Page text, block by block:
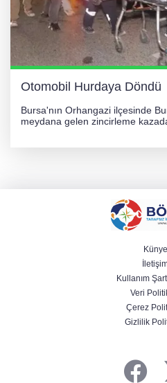
Otomobil Hurdaya Döndü
Bursa'nın Orhangazi ilçesinde
meydana gelen zincirleme
Künye
Kullanım
Veri
Çerez
Gizlilik